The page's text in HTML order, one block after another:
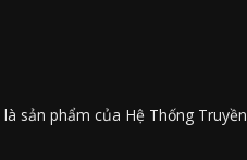
là sản phẩm của Hệ Thống Truyền